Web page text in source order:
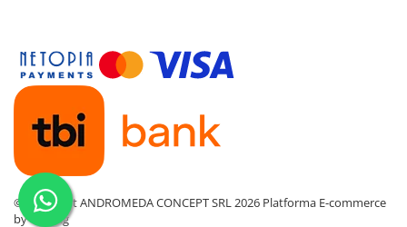
Distribuitoare
Grup amestec
Automatizari
Pompe recirculare
Pompa ridicare presiune
Cutii distribuitoare
©Copyright ANDROMEDA CONCEPT SRL 2026 Platforma E-commerce
by Gomag